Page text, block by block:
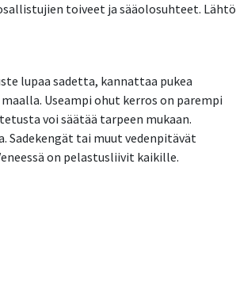
toiveet ja sääolosuhteet. Lähtö
lupaa sadetta, kannattaa pukea
Useampi ohut kerros on parempi
voi säätää tarpeen mukaan.
tai muut vedenpitävät
on pelastusliivit kaikille.